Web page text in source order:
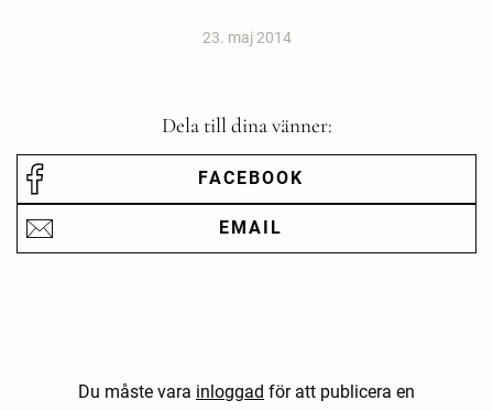
23. maj 2014
Dela till dina vänner:
FACEBOOK
EMAIL
Du måste vara inloggad för att publicera en